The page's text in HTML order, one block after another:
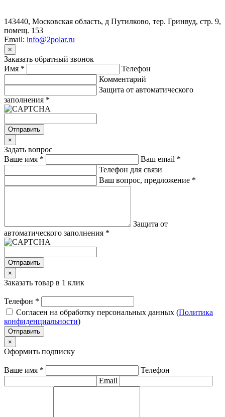
143440, Московская область, д Путилково, тер. Гринвуд, стр. 9,
помещ. 153
Email: info@2polar.ru
×
Заказать обратный звонок
Имя *
Телефон
Комментарий
Защита от автоматического
заполнения *
Отправить
×
Задать вопрос
Ваше имя * Ваш email *
Телефон для связи
Ваш вопрос, предложение *
Защита от
автоматического заполнения *
Отправить
×
Заказать товар в 1 клик
Телефон *
Согласен на обработку персональных данных (Политика
конфиденциальности)
Отправить
×
Оформить подписку
Ваше имя *
Телефон
Email